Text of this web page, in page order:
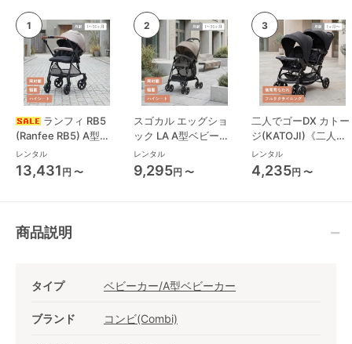
ランフィ RB5
(Ranfee RB5) A型ベ
ビーカー ピジョン
(pigeon)
レンタル
13,431 円 〜
スゴカル エッグショ
ック LA A型ベビーカ
ー コンビ(Combi)
レンタル
9,295円 〜
二人でゴーDX カトー
ジ(KATOJI)《二人乗
り》 二人乗り/双子用
ベビーカー
レンタル
4,235円 〜
商品説明
タイプ ベビーカー/A型ベビーカー
ブランド コンビ(Combi)